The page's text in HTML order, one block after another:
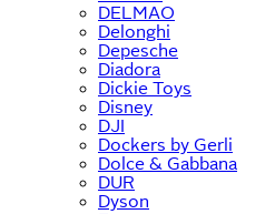
DELMAO
Delonghi
Depesche
Diadora
Dickie Toys
Disney
DJI
Dockers by Gerli
Dolce & Gabbana
DUR
Dyson